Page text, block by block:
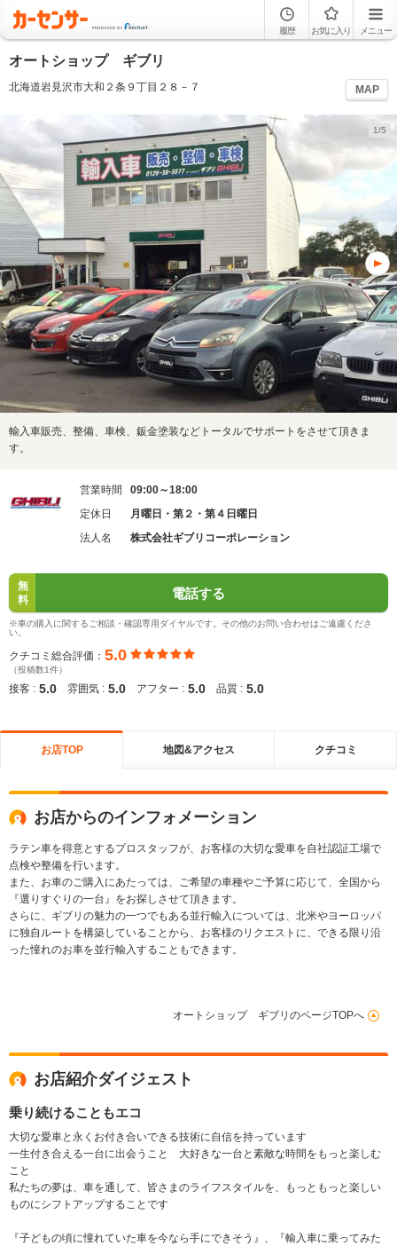
履歴 お気に入り メニュー
オートショップ ギブリ
北海道岩見沢市大和２条９丁目２８－７ MAP
1/5
輸入車販売、整備、車検、鈑金塗装などトータルでサポートをさせて頂きま
す。
営業時間
09:00～18:00
定休日
月曜日・第２・第４日曜日
法人名
株式会社ギブリコーポレーション
無
料
電話する
※車の購入に関するご相談・確認専用ダイヤルです。その他のお問い合わせはご遠慮くださ
い。
クチコミ総合評価： 5.0
（投稿数1件）
接客 : 5.0 雰囲気 : 5.0 アフター : 5.0 品質 : 5.0
お店TOP 地図&アクセス クチコミ
お店からのインフォメーション
ラテン車を得意とするプロスタッフが、お客様の大切な愛車を自社認証工場で
点検や整備を行います。
また、お車のご購入にあたっては、ご希望の車種やご予算に応じて、全国から
『選りすぐりの一台』をお探しさせて頂きます。
さらに、ギブリの魅力の一つでもある並行輸入については、北米やヨーロッパ
に独自ルートを構築していることから、お客様のリクエストに、できる限り沿
った憧れのお車を並行輸入することもできます。
オートショップ ギブリのページTOPへ
お店紹介ダイジェスト
乗り続けることもエコ
大切な愛車と永くお付き合いできる技術に自信を持っています
一生付き合える一台に出会うこと 大好きな一台と素敵な時間をもっと楽しむ
こと
私たちの夢は、車を通して、皆さまのライフスタイルを、もっともっと楽しい
ものにシフトアップすることです
『子どもの頃に憧れていた車を今なら手にできそう』、『輸入車に乗ってみた